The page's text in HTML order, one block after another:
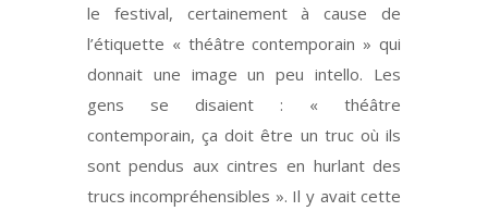
le festival, certainement à cause de
l’étiquette « théâtre contemporain » qui
donnait une image un peu intello. Les
gens se disaient : « théâtre
contemporain, ça doit être un truc où ils
sont pendus aux cintres en hurlant des
trucs incompréhensibles ». Il y avait cette